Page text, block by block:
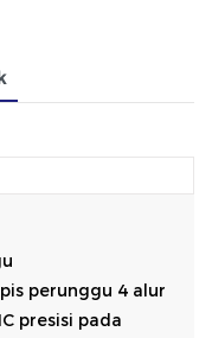
perunggu 4 alur
presisi pada